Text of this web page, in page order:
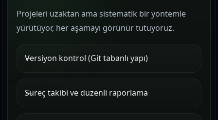
Projeleri uzaktan ama sistematik bir yöntemle
yürütüyor, her aşamayı görünür tutuyoruz.
Versiyon kontrol (Git tabanlı yapı)
Süreç takibi ve düzenli raporlama